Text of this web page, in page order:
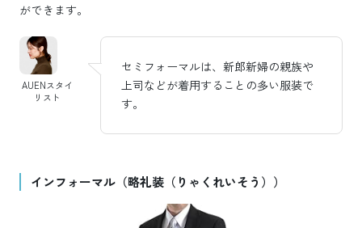
ができます。
AUENスタイ
リスト
セミフォーマルは、新郎新婦の親族や
上司などが着用することの多い服装で
す。
インフォーマル（略礼装（りゃくれいそう））